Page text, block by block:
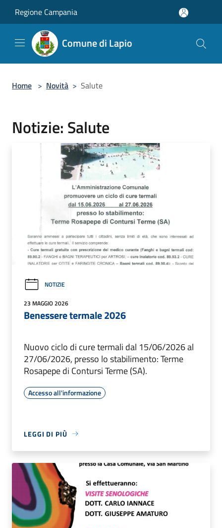
Regione Campania
Comune di Lapio
Home > Novità > Salute
Notizie: Salute
NOTIZIE
23 MAGGIO 2026
Benessere termale 2026
Nuovo ciclo di cure termali dal 15/06/2026 al
27/06/2026, presso lo stabilimento: Terme
Rosapepe di Contursi Terme (SA).
Accesso all'informazione
LEGGI DI PIÙ